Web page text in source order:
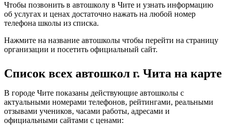
Чтобы позвонить в автошколу в Чите и узнать информацию
об услугах и ценах достаточно нажать на любой номер
телефона школы из списка.
Нажмите на название автошколы чтобы перейти на страницу
организации и посетить официальный сайт.
Список всех автошкол г. Чита на карте
В городе Чите показаны действующие автошколы с
актуальными номерами телефонов, рейтингами, реальными
отзывами учеников, часами работы, адресами и
официальными сайтами с ценами: